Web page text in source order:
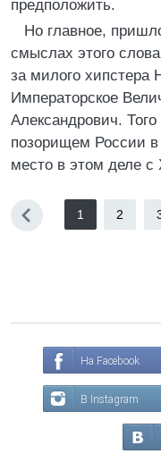
предположить.
Но главное,
смыслах этого
за милого хипстера
Императорское
Александрович.
позорищем России в
место в этом деле
1 2
На Facebook
В Instagram